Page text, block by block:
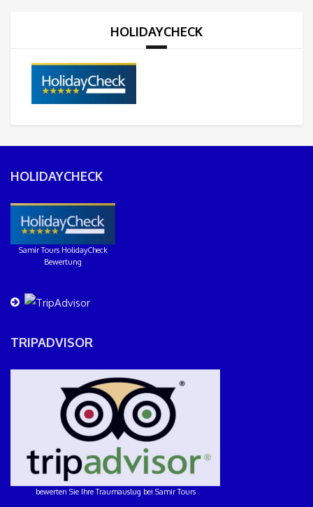
HOLIDAYCHECK
HOLIDAYCHECK
Samir Tours HolidayCheck
Bewertung
TRIPADVISOR
bewerten Sie Ihre Traumauslug bei Samir Tours